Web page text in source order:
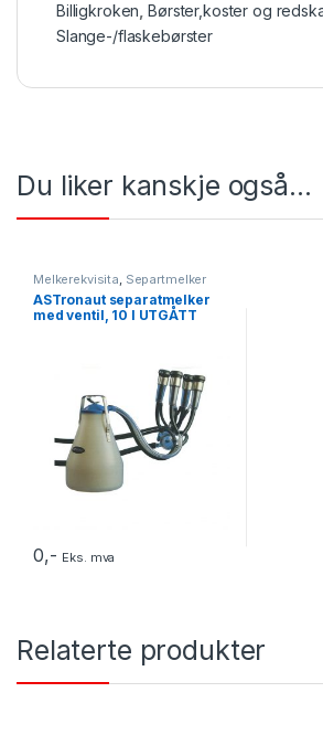
Billigkroken ,Børster,koster og
Slange-/flaskebørster
Du liker kanskje også…
Melkerekvisita, Separtmelker
ASTronaut separatmelker
med ventil, 10 l UTGÅTT
0,- Eks. mva
Relaterte produkter